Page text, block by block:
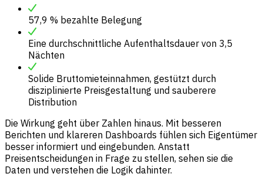
57,9 % bezahlte Belegung
Eine durchschnittliche Aufenthaltsdauer von 3,5
Nächten
Solide Bruttomieteinnahmen, gestützt durch
disziplinierte Preisgestaltung und sauberere
Distribution
Die Wirkung geht über Zahlen hinaus. Mit besseren
Berichten und klareren Dashboards fühlen sich Eigentümer
besser informiert und eingebunden. Anstatt
Preisentscheidungen in Frage zu stellen, sehen sie die
Daten und verstehen die Logik dahinter.